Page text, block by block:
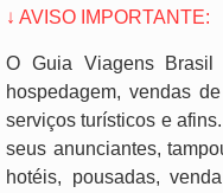
↓ AVISO IMPORTANTE:
O Guia Viagens Brasil
hospedagem, vendas
serviços turísticos e
seus anunciantes,
hotéis, pousadas,